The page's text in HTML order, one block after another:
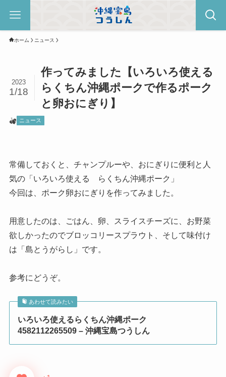
ホーム ニュース
作ってみました【いろいろ使える
らくちん沖縄ポークで作るポーク
と卵おにぎり】
2023
1/18
ニュース
常備しておくと、チャンプルーや、おにぎりに便利と人
気の「いろいろ使える らくちん沖縄ポーク」
今回は、ポーク卵おにぎりを作ってみました。
用意したのは、ごはん、卵、スライスチーズに、お野菜
欲しかったのでブロッコリースプラウト、そして味付け
は「島とうがらし」です。
参考にどうぞ。
あわせて読みたい
いろいろ使えるらくちん沖縄ポーク
4582112265509 – 沖縄宝島つうしん